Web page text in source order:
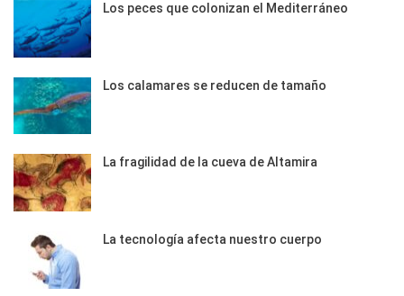
Los peces que colonizan el Mediterráneo
Los calamares se reducen de tamaño
La fragilidad de la cueva de Altamira
La tecnología afecta nuestro cuerpo